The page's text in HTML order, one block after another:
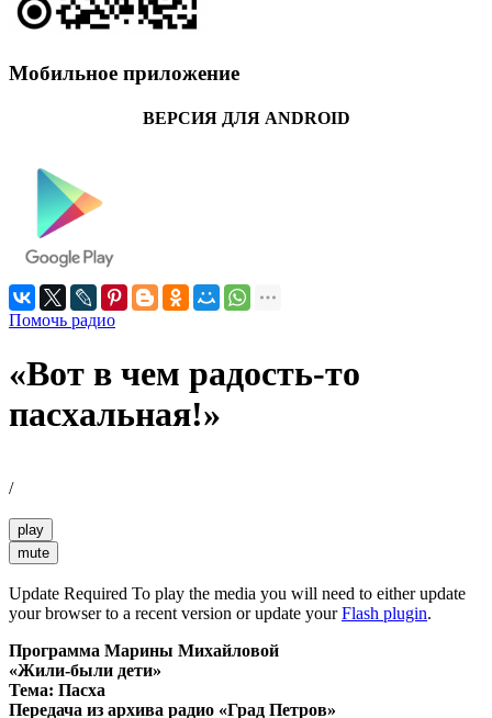
Мобильное приложение
ВЕРСИЯ ДЛЯ ANDROID
Помочь радио
«Вот в чем радость-то
пасхальная!»
/
play
mute
Update Required To play the media you will need to either update
your browser to a recent version or update yourFlash plugin.
Программа Марины Михайловой
«Жили-были дети»
Тема: Пасха
Передача из архива радио «Град Петров»